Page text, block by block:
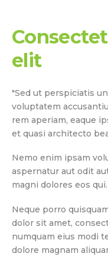
elit
"Sed ut perspiciatis
voluptatem
rem aperiam, eaque
et quasi architecto
Nemo enim ipsam
aspernatur aut odit
magni dolores eos qui.
Neque porro
dolor sit amet,
numquam eius modi
dolore magnam